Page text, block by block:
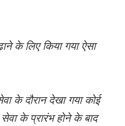
के लिए किया गया ऐसा
के दौरान देखा गया कोई
के प्रारंभ होने के बाद